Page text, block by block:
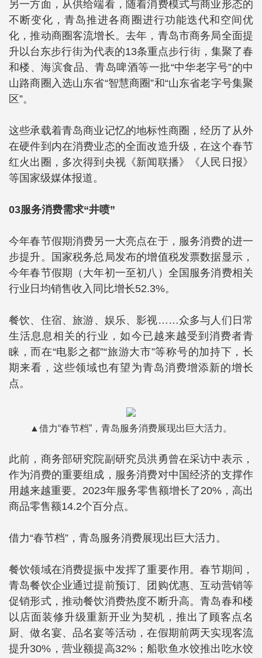
另一方面，从供给端看，随着消费模式与商业形态的
不断变化，青岛推进各商圈进行功能迭代和空间优
化，推动商圈客流增长。去年，青岛市商务局全面提
升以台东步行街为代表的13条重点步行街，集聚了春
和楼、海滨食品、青岛啤酒等一批“中华老字号”的中
山路商圈入选山东省“智慧商圈”和“山东省老字号集聚
区”。
这些承载着青岛商业记忆的地标性商圈，经历了从外
在硬件到内在消费业态的全面改造升级，在这个春节
红火出圈，多次得到央视《新闻联播》《人民日报》
等国家级媒体报道。
03服务消费需求“井喷”
今年春节假期消费另一大亮点在于，服务消费的进一
步提升。国家税务总局发布的增值税发票数据显示，
今年春节假期（大年初一至初八）全国服务消费相关
行业日均销售收入同比增长52.3%。
餐饮、住宿、旅游、娱乐、影视……众多与人们日常
生活息息相关的行业，如今已越来越受到消费者青
睐，而在“电影之都”“旅游大市”等称号的加持下，长
期来看，这些领域也有望为青岛消费增添新的增长
点。
▲借力“春节档”，青岛服务消费展现出巨大活力。
此前，商务部研究院副研究员洪勇曾在采访中表示，
作为消费的重要组成，服务消费对中国经济的支撑作
用越来越重要。2023年服务零售额增长了20%，高出
商品零售额14.2个百分点。
借力“春节档”，青岛服务消费展现出巨大活力。
餐饮领域在消费提振中发挥了重要作用。春节期间，
青岛餐饮企业通过提前预订、团购优惠、互动营销等
促销形式，推动餐饮消费热度不断升高。青岛春和楼
以店面装修升级重新开业为契机，推出了顾客点名
厨、做名宴、品名宴等活动，在假期前两天实现客流
提升30%，营业额提高32%；船歌鱼水饺推出吃水饺